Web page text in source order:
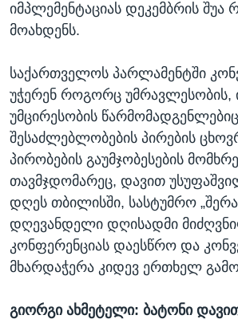
იმპლემენტაციას დეკემბრის შუა
მოახდენს.
საქართველოს პარლამენტში
უჭერენ როგორც უმრავლესობის,
უმცირესობის
შესაძლებლობების პირების
პირობების გაუმჯობესების
თავმჯდომარეც, დავით
დღეს თბილისში, სასტუმრო
დღევანდელი დღისადმი
კონფერენციას დაესწრო და
მხარდაჭერა კიდევ ერთხელ
გიორგი ახმეტელი: ბატონი